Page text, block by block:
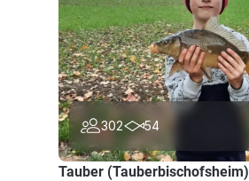
302 54
Tauber (Tauberbischofsheim)